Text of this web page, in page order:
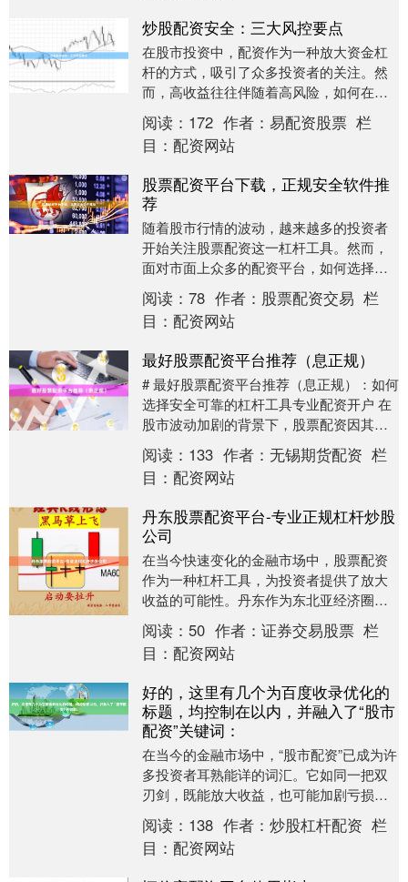
炒股配资安全：三大风控要点
在股市投资中，配资作为一种放大资金杠
杆的方式，吸引了众多投资者的关注。然
而，高收益往往伴随着高风险，如何在炒
股配资过程中保障资金安全配资网站，成
为每位投资者必须....
阅读： 172 作者： 易配资股票 栏
目： 配资网站
股票配资平台下载，正规安全软件推
荐
随着股市行情的波动，越来越多的投资者
开始关注股票配资这一杠杆工具。然而，
面对市面上众多的配资平台，如何选择正
规安全的软件，成为投资者最关心的问
题。本文将为您提供....
阅读： 78 作者： 股票配资交易 栏
目： 配资网站
最好股票配资平台推荐（息正规）
# 最好股票配资平台推荐（息正规）：如何
选择安全可靠的杠杆工具专业配资开户 在
股市波动加剧的背景下，股票配资因其放
大收益的特性，吸引了越来越多投资者的
关注。然而....
阅读： 133 作者： 无锡期货配资 栏
目： 配资网站
丹东股票配资平台-专业正规杠杆炒股
公司
在当今快速变化的金融市场中，股票配资
作为一种杠杆工具，为投资者提供了放大
收益的可能性。丹东作为东北亚经济圈的
重要节点城市，其金融活动日益活跃，各
类股票配资平台也....
阅读： 50 作者： 证券交易股票 栏
目： 配资网站
好的，这里有几个为百度收录优化的
标题，均控制在以内，并融入了“股市
配资”关键词：
在当今的金融市场中，“股市配资”已成为许
多投资者耳熟能详的词汇。它如同一把双
刃剑，既能放大收益，也可能加剧亏损。
对于渴望在股市中快速获利的投资者而
言，股市配资无....
阅读： 138 作者： 炒股杠杆配资 栏
目： 配资网站